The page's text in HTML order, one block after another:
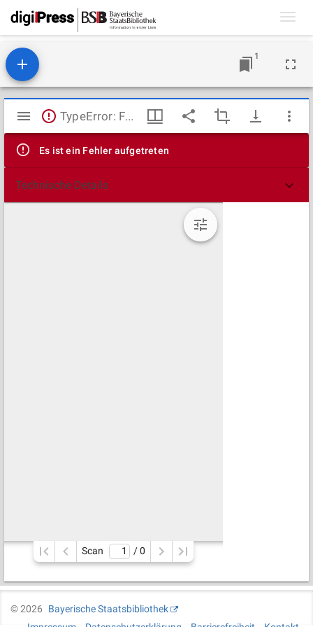
1
Mirador
Viewer
TypeError: Failed to fetch
Es ist ein Fehler aufgetreten
Technische Details
Scan / 0
©2026
Bayerische Staatsbibliothek